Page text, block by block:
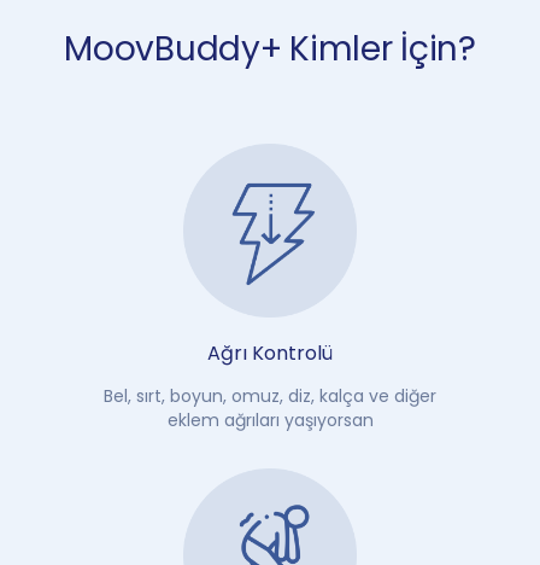
MoovBuddy+ Kimler İçin?
Ağrı Kontrolü
Bel, sırt, boyun, omuz, diz, kalça ve diğer
eklem ağrıları yaşıyorsan